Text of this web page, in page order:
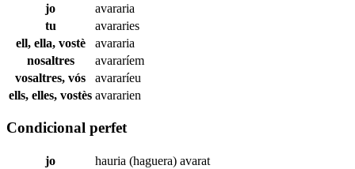
jo
avararia
tu
avararies
ell, ella, vostè
avararia
nosaltres
avararíem
vosaltres, vós
avararíeu
ells, elles, vostès avararien
Condicional perfet
jo hauria (haguera) avarat